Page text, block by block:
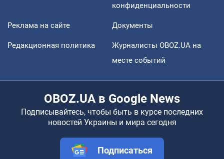
конфиденциальности
Реклама на сайте Документы
Редакционная политика
Журналисты OBOZ.UA на
месте событий
OBOZ.UA в Google News
Подписывайтесь, чтобы быть в курсе последних
новостей Украины и мира сегодня
Подписаться